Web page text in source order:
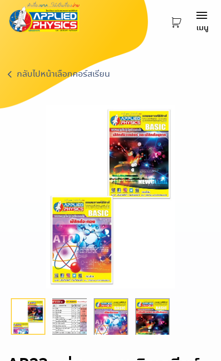
เมนู
กลับไปหน้าเลือกคอร์สเรียน